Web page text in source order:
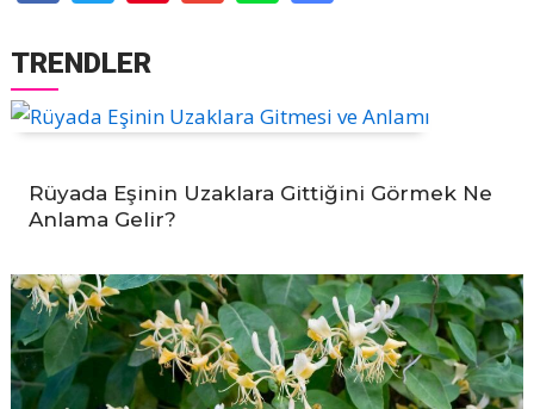
TRENDLER
Rüyada Eşinin Uzaklara Gittiğini Görmek Ne
Anlama Gelir?